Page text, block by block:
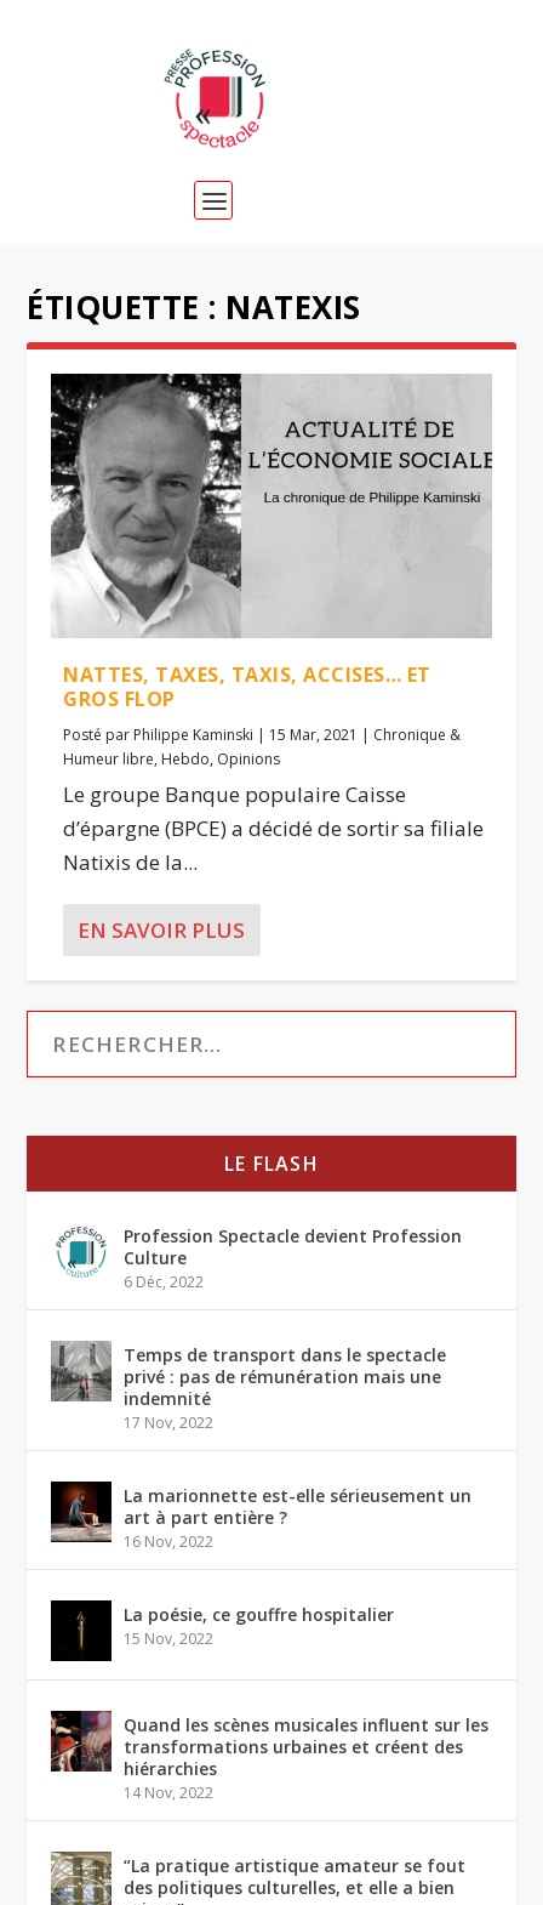
ÉTIQUETTE : NATEXIS
NATTES, TAXES, TAXIS, ACCISES… ET
GROS FLOP
Posté par Philippe Kaminski | 15 Mar, 2021 | Chronique &
Humeur libre, Hebdo, Opinions
Le groupe Banque populaire Caisse
d’épargne (BPCE) a décidé de sortir sa filiale
Natixis de la...
EN SAVOIR PLUS
LE FLASH
Profession Spectacle devient Profession
Culture
6 Déc, 2022
Temps de transport dans le spectacle
privé : pas de rémunération mais une
indemnité
17 Nov, 2022
La marionnette est-elle sérieusement un
art à part entière ?
16 Nov, 2022
La poésie, ce gouffre hospitalier
15 Nov, 2022
Quand les scènes musicales influent sur les
transformations urbaines et créent des
hiérarchies
14 Nov, 2022
“La pratique artistique amateur se fout
des politiques culturelles, et elle a bien